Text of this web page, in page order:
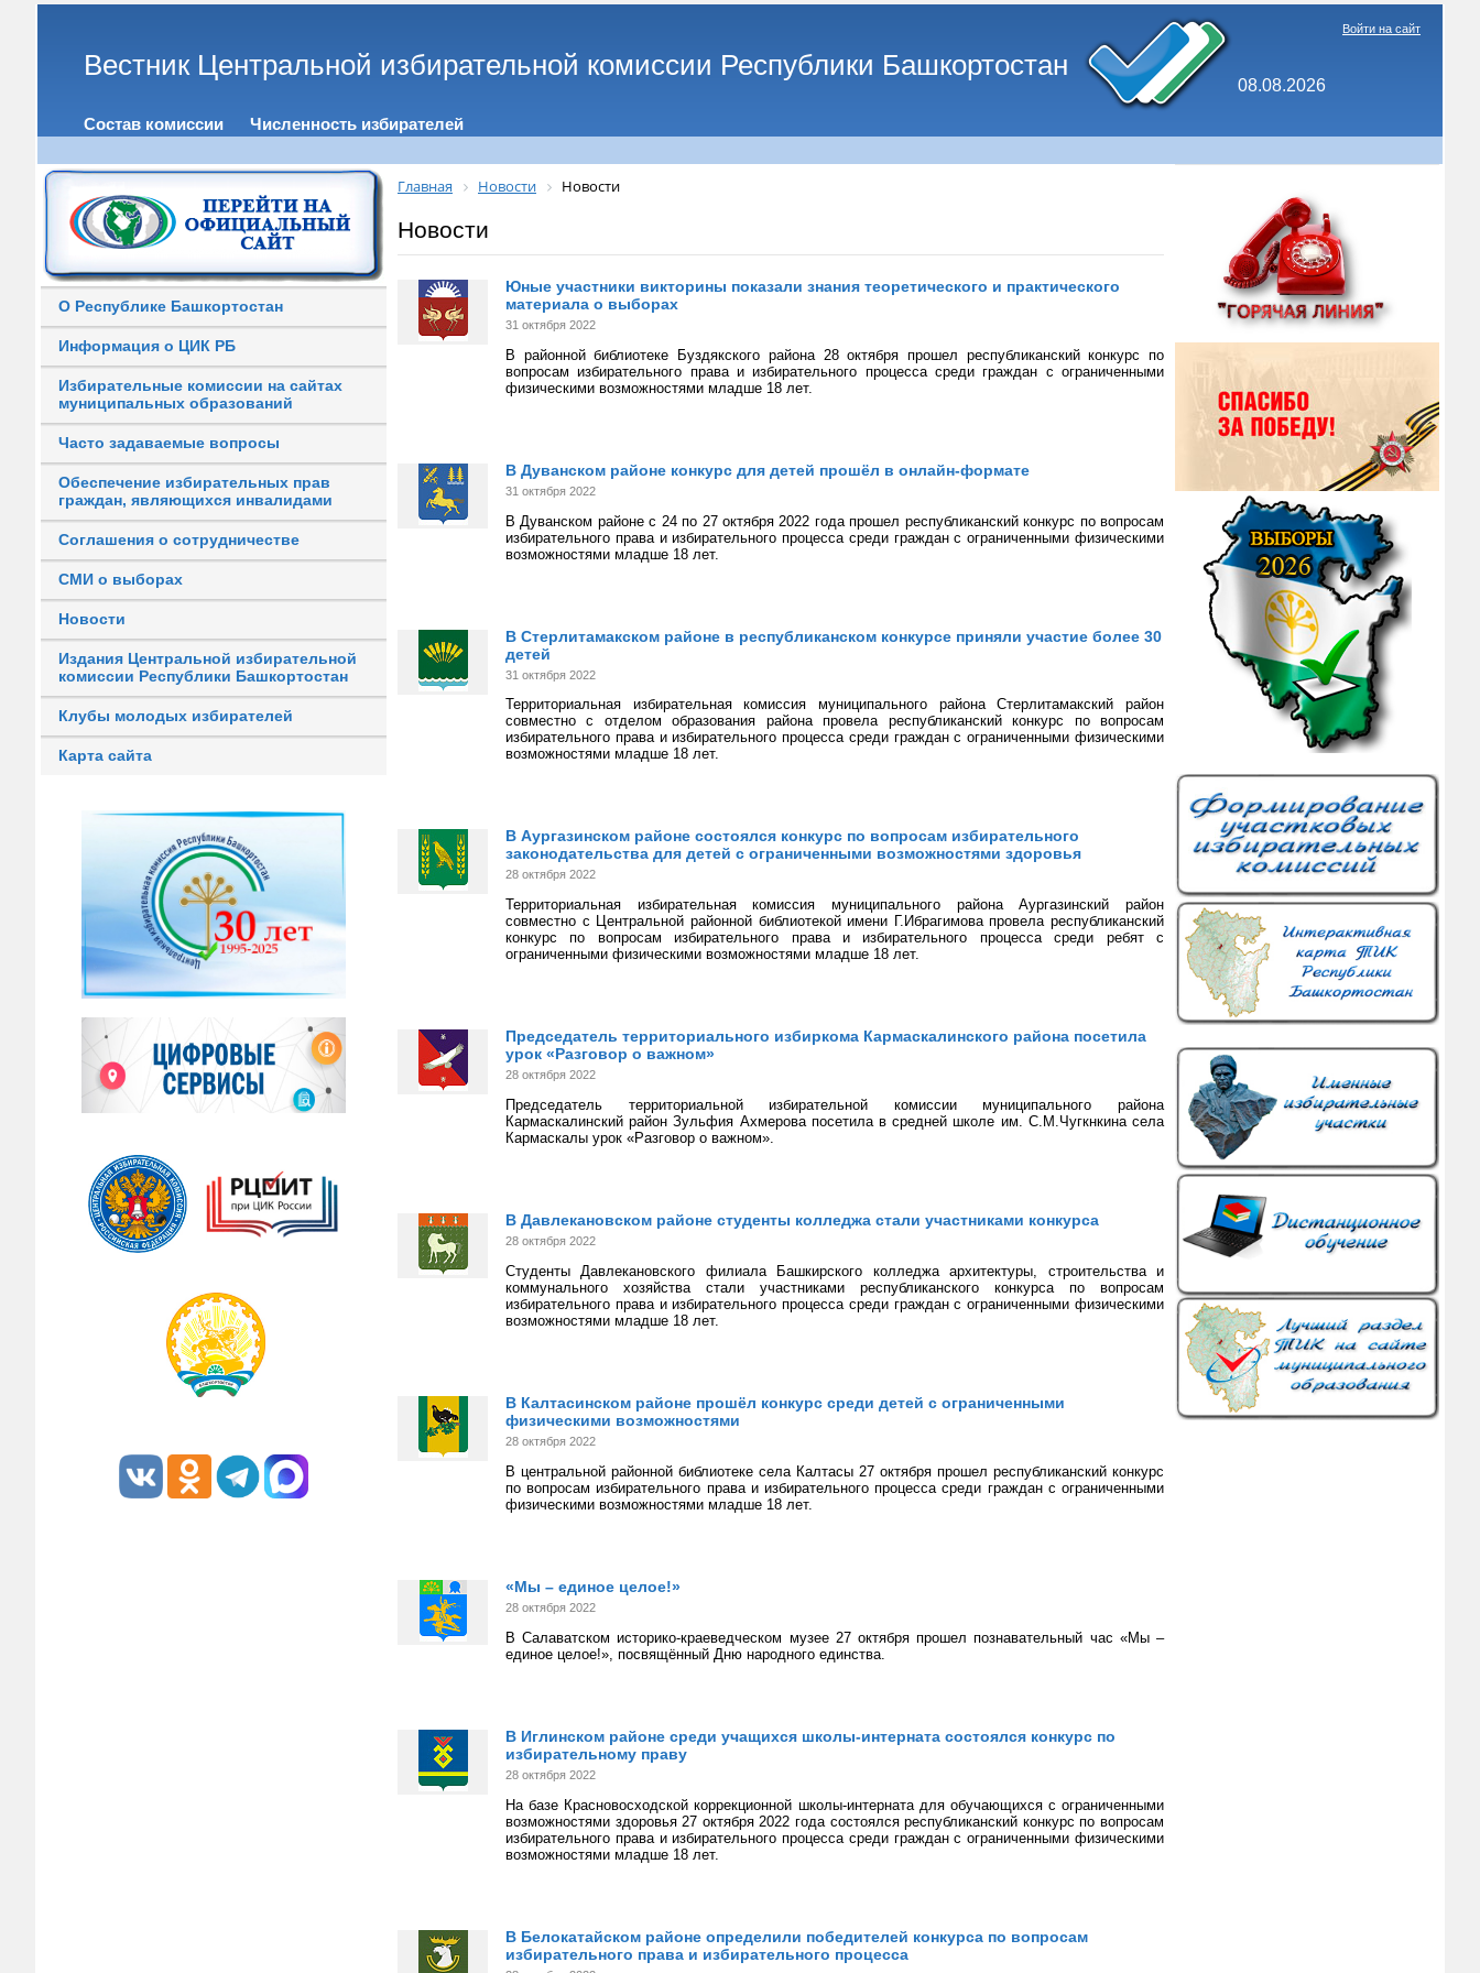
Вестник Центральной избирательной комиссии Республики Башкортостан
08.08.2026
Войти на сайт
Состав комиссии Численность избирателей
О Республике Башкортостан
Информация о ЦИК РБ
Избирательные комиссии на сайтах
муниципальных образований
Часто задаваемые вопросы
Обеспечение избирательных прав
граждан, являющихся инвалидами
Соглашения о сотрудничестве
СМИ о выборах
Новости
Издания Центральной избирательной
комиссии Республики Башкортостан
Клубы молодых избирателей
Карта сайта
Главная Новости Новости
Новости
Юные участники викторины показали знания теоретического и практического
материала о выборах
31 октября 2022
В районной библиотеке Буздякского района 28 октября прошел республиканский конкурс по
вопросам избирательного права и избирательного процесса среди граждан с ограниченными
физическими возможностями младше 18 лет.
В Дуванском районе конкурс для детей прошёл в онлайн-формате
31 октября 2022
В Дуванском районе с 24 по 27 октября 2022 года прошел республиканский конкурс по вопросам
избирательного права и избирательного процесса среди граждан с ограниченными физическими
возможностями младше 18 лет.
В Стерлитамакском районе в республиканском конкурсе приняли участие более 30
детей
31 октября 2022
Территориальная избирательная комиссия муниципального района Стерлитамакский район
совместно с отделом образования района провела республиканский конкурс по вопросам
избирательного права и избирательного процесса среди граждан с ограниченными физическими
возможностями младше 18 лет.
В Аургазинском районе состоялся конкурс по вопросам избирательного
законодательства для детей с ограниченными возможностями здоровья
28 октября 2022
Территориальная избирательная комиссия муниципального района Аургазинский район
совместно с Центральной районной библиотекой имени Г.Ибрагимова провела республиканский
конкурс по вопросам избирательного права и избирательного процесса среди ребят с
ограниченными физическими возможностями младше 18 лет.
Председатель территориального избиркома Кармаскалинского района посетила
урок «Разговор о важном»
28 октября 2022
Председатель территориальной избирательной комиссии муниципального района
Кармаскалинский район Зульфия Ахмерова посетила в средней школе им. С.М.Чугкнкина села
Кармаскалы урок «Разговор о важном».
В Давлекановском районе студенты колледжа стали участниками конкурса
28 октября 2022
Студенты Давлекановского филиала Башкирского колледжа архитектуры, строительства и
коммунального хозяйства стали участниками республиканского конкурса по вопросам
избирательного права и избирательного процесса среди граждан с ограниченными физическими
возможностями младше 18 лет.
В Калтасинском районе прошёл конкурс среди детей с ограниченными
физическими возможностями
28 октября 2022
В центральной районной библиотеке села Калтасы 27 октября прошел республиканский конкурс
по вопросам избирательного права и избирательного процесса среди граждан с ограниченными
физическими возможностями младше 18 лет.
«Мы – единое целое!»
28 октября 2022
В Салаватском историко-краеведческом музее 27 октября прошел познавательный час «Мы –
единое целое!», посвящённый Дню народного единства.
В Иглинском районе среди учащихся школы-интерната состоялся конкурс по
избирательному праву
28 октября 2022
На базе Красновосходской коррекционной школы-интерната для обучающихся с ограниченными
возможностями здоровья 27 октября 2022 года состоялся республиканский конкурс по вопросам
избирательного права и избирательного процесса среди граждан с ограниченными физическими
возможностями младше 18 лет.
В Белокатайском районе определили победителей конкурса по вопросам
избирательного права и избирательного процесса